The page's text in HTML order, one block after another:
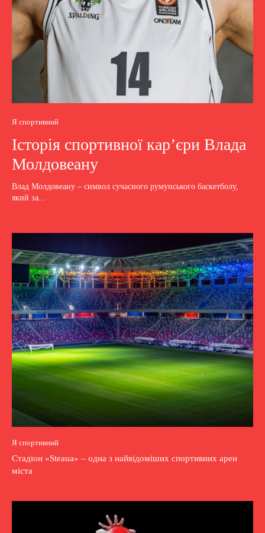
Я спортивний
Історія спортивної кар’єри Влада
Молдовеану
Влад Молдовеану – символ сучасного румунського баскетболу,
який за...
Я спортивний
Стадіон «Steaua» – одна з найвідоміших спортивних арен
міста